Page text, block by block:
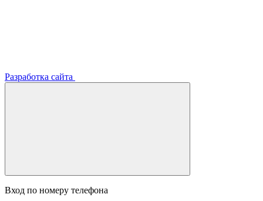
Разработка сайта
Вход по номеру телефона